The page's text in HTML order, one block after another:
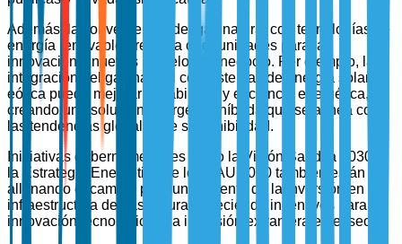
Además, la convergencia del gas natural con tecnologías de
energía renovable presenta oportunidades para la
innovación y nuevos modelos de negocio. Por ejemplo, la
integración del gas natural con sistemas de energía solar y
eólica puede mejorar la fiabilidad y eficiencia energética,
creando una solución energética híbrida que se alinea con
las tendencias globales de sostenibilidad.
Iniciativas gubernamentales como la Visión Saudita 2030 y
la Estrategia Energética de los EAU 2050 también están
allanando el camino para un aumento de la inversión en
infraestructura de gas natural, ofreciendo incentivos para la
innovación tecnológica y la inversión extranjera en el sector.